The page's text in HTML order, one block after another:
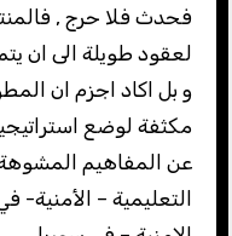
فحدث فلا حرج ,
لعقود طويلة الى ان
و بل اكاد اجزم ان
مكثفة لوضع
عن المفاهيم
التعليمية – الأمنية-